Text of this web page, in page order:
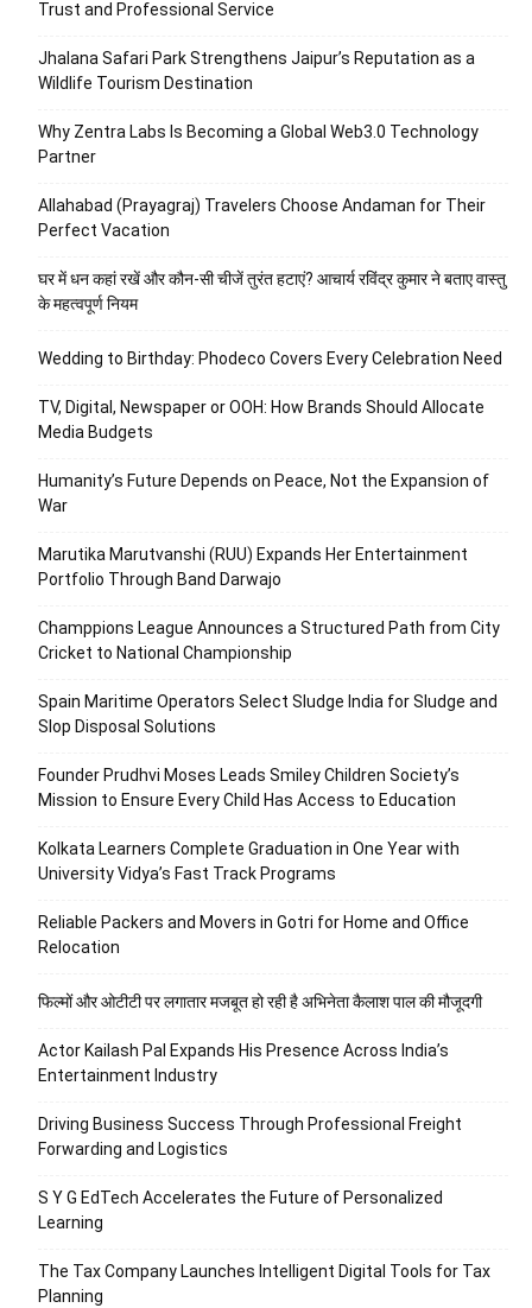
Trust and Professional Service
Jhalana Safari Park Strengthens Jaipur’s Reputation as a
Wildlife Tourism Destination
Why Zentra Labs Is Becoming a Global Web3.0 Technology
Partner
Allahabad (Prayagraj) Travelers Choose Andaman for Their
Perfect Vacation
घर में धन कहां रखें और कौन-सी चीजें तुरंत हटाएं? आचार्य रविंद्र कुमार ने बताए वास्तु
के महत्वपूर्ण नियम
Wedding to Birthday: Phodeco Covers Every Celebration Need
TV, Digital, Newspaper or OOH: How Brands Should Allocate
Media Budgets
Humanity’s Future Depends on Peace, Not the Expansion of
War
Marutika Marutvanshi (RUU) Expands Her Entertainment
Portfolio Through Band Darwajo
Champpions League Announces a Structured Path from City
Cricket to National Championship
Spain Maritime Operators Select Sludge India for Sludge and
Slop Disposal Solutions
Founder Prudhvi Moses Leads Smiley Children Society’s
Mission to Ensure Every Child Has Access to Education
Kolkata Learners Complete Graduation in One Year with
University Vidya’s Fast Track Programs
Reliable Packers and Movers in Gotri for Home and Office
Relocation
फिल्मों और ओटीटी पर लगातार मजबूत हो रही है अभिनेता कैलाश पाल की मौजूदगी
Actor Kailash Pal Expands His Presence Across India’s
Entertainment Industry
Driving Business Success Through Professional Freight
Forwarding and Logistics
S Y G EdTech Accelerates the Future of Personalized
Learning
The Tax Company Launches Intelligent Digital Tools for Tax
Planning